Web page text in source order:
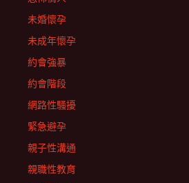
未婚懷孕
未成年懷孕
約會強暴
約會階段
網路性騷擾
緊急避孕
親子性溝通
親職性教育